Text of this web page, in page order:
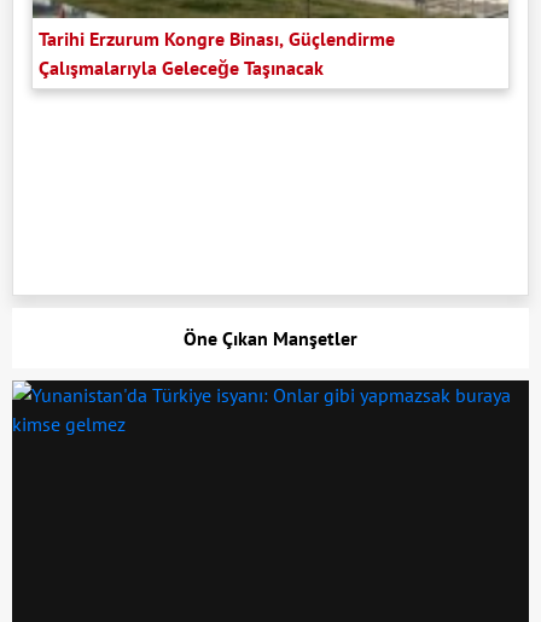
Tarihi Erzurum Kongre Binası, Güçlendirme
Çalışmalarıyla Geleceğe Taşınacak
Öne Çıkan Manşetler